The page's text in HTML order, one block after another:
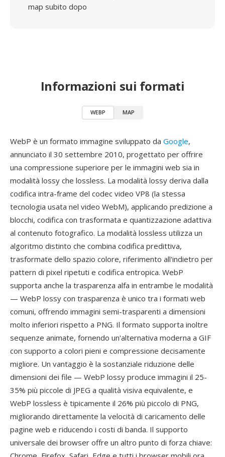
map subito dopo
Informazioni sui formati
WEBP MAP
WebP è un formato immagine sviluppato da Google,
annunciato il 30 settembre 2010, progettato per offrire
una compressione superiore per le immagini web sia in
modalità lossy che lossless. La modalità lossy deriva dalla
codifica intra-frame del codec video VP8 (la stessa
tecnologia usata nel video WebM), applicando predizione a
blocchi, codifica con trasformata e quantizzazione adattiva
al contenuto fotografico. La modalità lossless utilizza un
algoritmo distinto che combina codifica predittiva,
trasformate dello spazio colore, riferimento all'indietro per
pattern di pixel ripetuti e codifica entropica. WebP
supporta anche la trasparenza alfa in entrambe le modalità
— WebP lossy con trasparenza è unico tra i formati web
comuni, offrendo immagini semi-trasparenti a dimensioni
molto inferiori rispetto a PNG. Il formato supporta inoltre
sequenze animate, fornendo un'alternativa moderna a GIF
con supporto a colori pieni e compressione decisamente
migliore. Un vantaggio è la sostanziale riduzione delle
dimensioni dei file — WebP lossy produce immagini il 25-
35% più piccole di JPEG a qualità visiva equivalente, e
WebP lossless è tipicamente il 26% più piccolo di PNG,
migliorando direttamente la velocità di caricamento delle
pagine web e riducendo i costi di banda. Il supporto
universale dei browser offre un altro punto di forza chiave: